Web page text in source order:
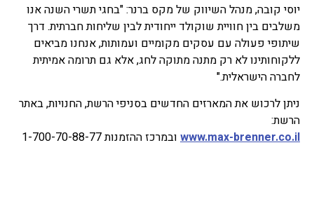
יוסי קובה, מנהל השיווק של מקס ברנר: "בחגי תשרי השנה אנו
משלבים בין חוויית שוקולד ייחודית לבין שליחות חברתית. דרך
שיתופי פעולה עם עסקים מקומיים ועמותות, אנחנו מביאים
ללקוחותינו לא רק מתנה מתוקה לחג, אלא גם תרומה אמיתית
לחברה הישראלית."
ניתן לרכוש את המארזים החדשים בסניפי הרשת, החנויות, באתר
הרשת:
www.max-brenner.co.il ובמרכז ההזמנות 1-700-70-88-77